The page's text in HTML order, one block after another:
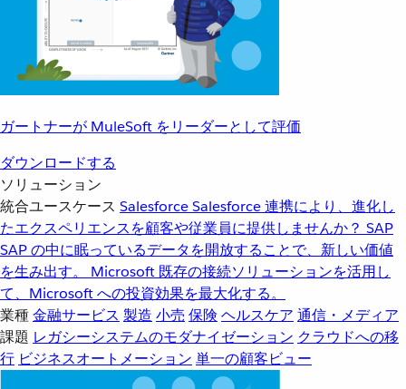
ガートナーが MuleSoft をリーダーとして評価
ダウンロードする
ソリューション
統合ユースケース SalesforceSalesforce 連携により、進化し
たエクスペリエンスを顧客や従業員に提供しませんか？ SAP
SAP の中に眠っているデータを開放することで、新しい価値
を生み出す。
Microsoft 既存の接続ソリューションを活用し
て、Microsoft への投資効果を最大化する。
業種金融サービス 製造 小売 保険 ヘルスケア 通信・メディア
課題 レガシーシステムのモダナイゼーション クラウドへの移
行 ビジネスオートメーション 単一の顧客ビュー